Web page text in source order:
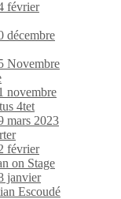
février
décembre
Novembre
novembre
4tet
mars 2023
février
on Stage
janvier
Escoudé